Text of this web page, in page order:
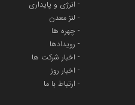
انرژی و پایداری
لنز معدن
چهره ها
رویدادها
اخبار شرکت ها
اخبار روز
ارتباط با ما